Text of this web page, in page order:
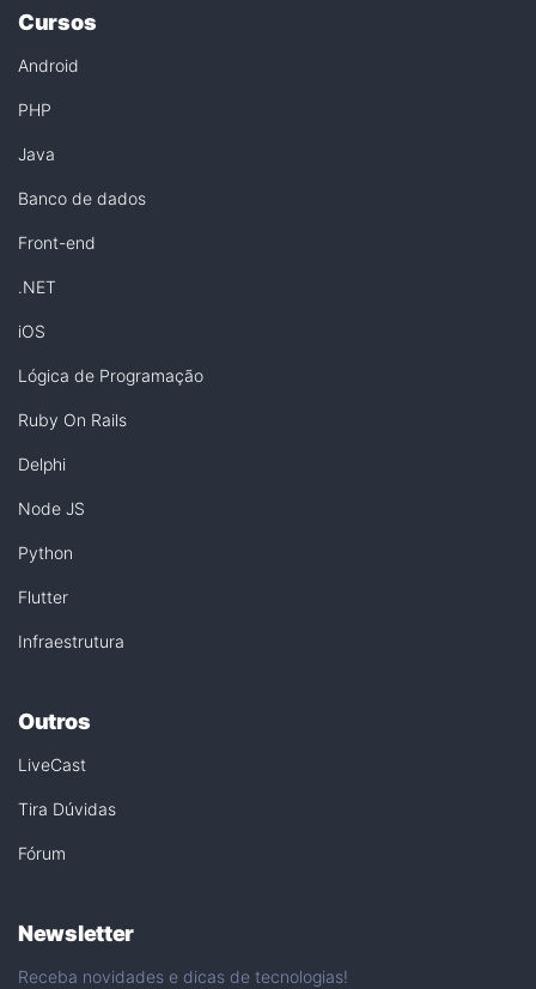
Cursos
Android
PHP
Java
Banco de dados
Front-end
.NET
iOS
Lógica de Programação
Ruby On Rails
Delphi
Node JS
Python
Flutter
Infraestrutura
Outros
LiveCast
Tira Dúvidas
Fórum
Newsletter
Receba novidades e dicas de tecnologias!